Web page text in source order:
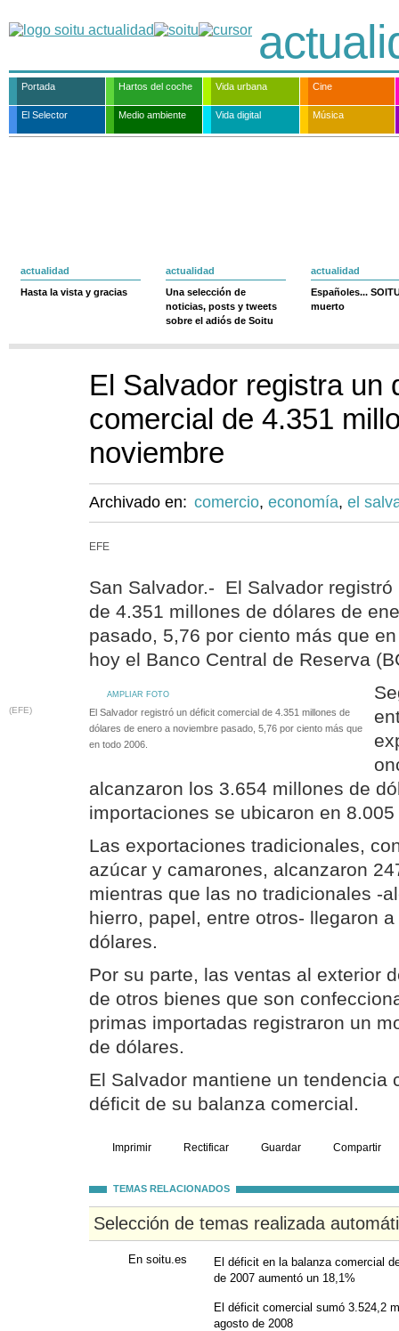
Portada Hartos del coche Vida urbana Cine
El Selector Medio ambiente Vida digital Música
actualidad
Hasta la vista y gracias
actualidad
Una selección de
noticias, posts y tweets
sobre el adiós de Soitu
actualidad
Españoles...
muerto
El Salvador registra un
comercial de 4.351
noviembre
Archivado en: comercio, economía, el
EFE
San Salvador.- El Salvador
de 4.351 millones de dólares de
pasado, 5,76 por ciento más que
hoy el Banco Central de Reserva
AMPLIAR FOTO
(EFE)
El Salvador registró un déficit comercial de 4.351 millones de
dólares de enero a noviembre pasado, 5,76 por ciento más que
en todo 2006.
alcanzaron los 3.654 millones de
importaciones se ubicaron en
Las exportaciones tradicionales,
azúcar y camarones, alcanzaron
mientras que las no tradicionales -
hierro, papel, entre otros- llegaron
dólares.
Por su parte, las ventas al exterior
de otros bienes que son
primas importadas registraron un
de dólares.
El Salvador mantiene un tendencia
déficit de su balanza comercial.
Imprimir Rectificar Guardar Compartir
TEMAS RELACIONADOS
Selección de temas realizada
En soitu.es
El déficit en la balanza comercial
de 2007 aumentó un 18,1%
El déficit comercial sumó 3.524,2
agosto de 2008